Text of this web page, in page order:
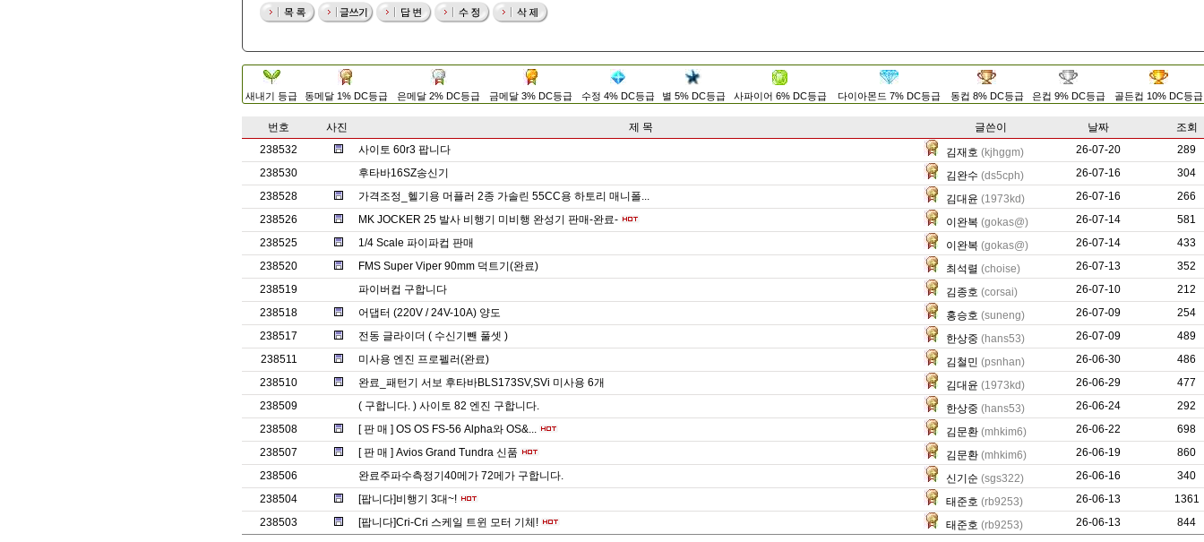
새내기 등급 동메달 1% DC등급 은메달 2% DC등급 금메달 3% DC등급 수정 4% DC등급 별 5% DC등급 사파이어 6% DC등급 다이아몬드 7% DC등급 동컵 8% DC등급 은컵 9% DC등급 골든컵 10% DC등급
번호 사진 제 목 글쓴이 날짜
조회
238532
사이토 60r3 팝니다 김재호 (kjhggm) 26-07-20
289
238530
후타바16SZ송신기 김완수 (ds5cph) 26-07-16
304
238528
가격조정_헬기용 머플러 2종 가솔린 55CC용 하토리 매니폴... 김대윤 (1973kd) 26-07-16
266
238526
MK JOCKER 25 발사 비행기 미비행 완성기 판매-완료- 이완복 (gokas@) 26-07-14
581
238525
1/4 Scale 파이파컵 판매 이완복 (gokas@) 26-07-14
433
238520
FMS Super Viper 90mm 덕트기(완료) 최석렬 (choise) 26-07-13
352
238519
파이버컵 구합니다 김종호 (corsai) 26-07-10
212
238518
어댑터 (220V / 24V-10A) 양도 홍승호 (suneng) 26-07-09
254
238517
전동 글라이더 ( 수신기뺀 풀셋 ) 한상중 (hans53) 26-07-09
489
238511
미사용 엔진 프로펠러(완료) 김철민 (psnhan) 26-06-30
486
238510
완료_패턴기 서보 후타바BLS173SV,SVi 미사용 6개 김대윤 (1973kd) 26-06-29
477
238509
( 구합니다. ) 사이토 82 엔진 구합니다. 한상중 (hans53) 26-06-24
292
238508
[ 판 매 ] OS OS FS-56 Alpha와 OS&... 김문환 (mhkim6) 26-06-22
698
238507
[ 판 매 ] Avios Grand Tundra 신품 김문환 (mhkim6) 26-06-19
860
238506
완료주파수측정기40메가 72메가 구합니다. 신기순 (sgs322) 26-06-16
340
238504
[팝니다]비행기 3대~! 태준호 (rb9253) 26-06-13
1361
238503
[팝니다]Cri-Cri 스케일 트윈 모터 기체! 태준호 (rb9253) 26-06-13 844